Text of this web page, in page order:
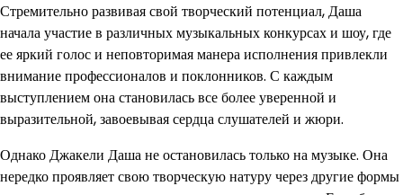
Стремительно развивая свой творческий потенциал, Даша
начала участие в различных музыкальных конкурсах и шоу, где
ее яркий голос и неповторимая манера исполнения привлекли
внимание профессионалов и поклонников. С каждым
выступлением она становилась все более уверенной и
выразительной, завоевывая сердца слушателей и жюри.
Однако Джакели Даша не остановилась только на музыке. Она
нередко проявляет свою творческую натуру через другие формы